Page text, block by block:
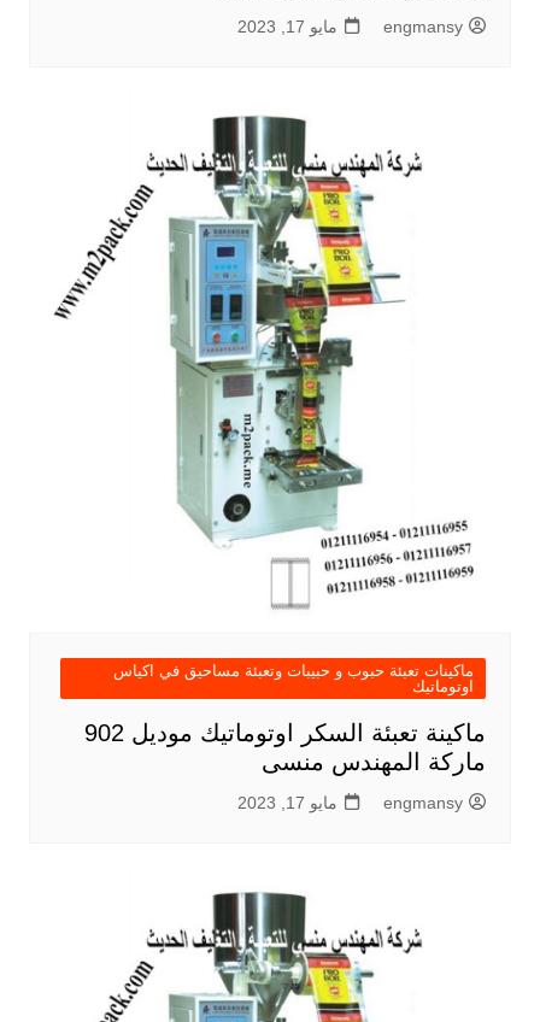
engmansy مايو 17, 2023
ماكينات تعبئة حبوب و حبيبات وتعبئة مساحيق في اكياس
اوتوماتيك
ماكينة تعبئة السكر اوتوماتيك موديل 902
ماركة المهندس منسى
engmansy مايو 17, 2023